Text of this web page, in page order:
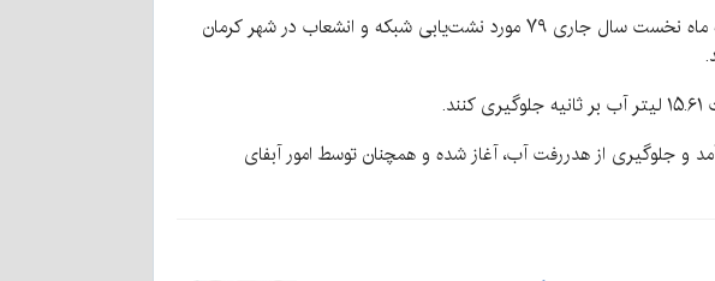
به گزارش کرمان‌نو به نقل از ایسنا، علیرضا عبدیان امروز ۳۱ تیرماه در تشریح این خبر اظهار کرد: طی سه ماه نخست سال جاری ۷۹ مورد نشت‌یابی شبکه و انشعاب در شهر کرمان
که از سال ۹۵ در راستای کاهش آب بدون درآمد و جلوگیری از هدررفت آب، آغاز شده و همچنان توسط امور آبفای